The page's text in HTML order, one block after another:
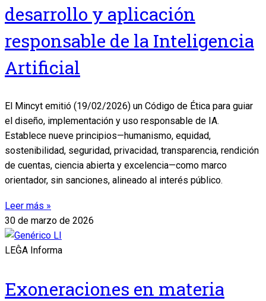
desarrollo y aplicación
responsable de la Inteligencia
Artificial
El Mincyt emitió (19/02/2026) un Código de Ética para guiar
el diseño, implementación y uso responsable de IA.
Establece nueve principios—humanismo, equidad,
sostenibilidad, seguridad, privacidad, transparencia, rendición
de cuentas, ciencia abierta y excelencia—como marco
orientador, sin sanciones, alineado al interés público.
Leer más »
30 de marzo de 2026
LEĜA Informa
Exoneraciones en materia